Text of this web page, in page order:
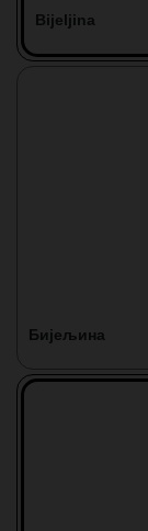
Bijeljina
Бијељина